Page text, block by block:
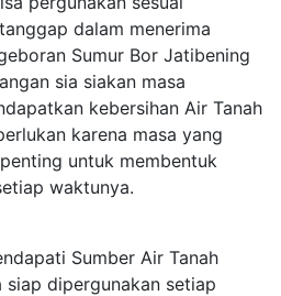
dalam menerima
Sumur Bor Jatibening
sia siakan masa
kebersihan Air Tanah
karena masa yang
untuk membentuk
waktunya.
Sumber Air Tanah
dipergunakan setiap